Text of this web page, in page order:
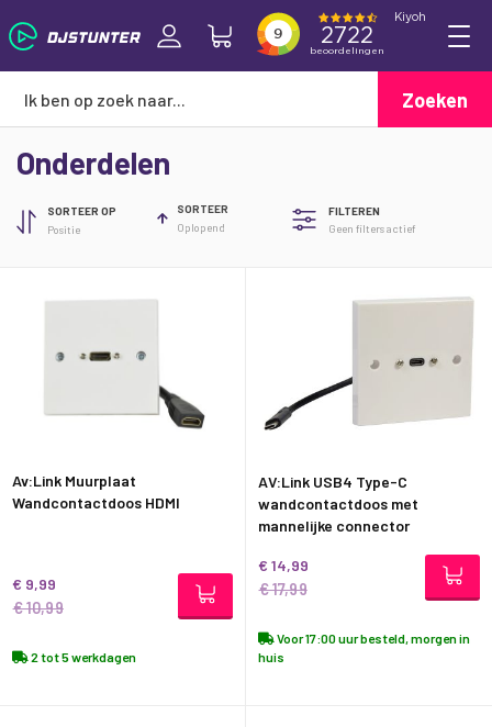
Zoeken
Onderdelen
SORTEER OP
SORTEER
Oplopend
FILTEREN
Geen filters actief
Av:Link Muurplaat
Wandcontactdoos HDMI
€ 9,99
€ 10,99
2 tot 5 werkdagen
AV:Link USB4 Type-C
wandcontactdoos met
mannelijke connector
€ 14,99
€ 17,99
Voor 17:00 uur besteld, morgen in
huis